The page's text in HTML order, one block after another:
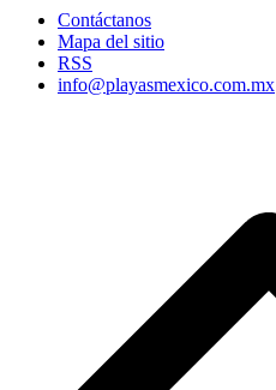
Contáctanos
Mapa del sitio
RSS
info@playasmexico.com.mx